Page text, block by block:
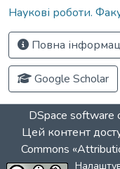
Наукові роботи.
Повна
Google Scholar
DSpace software
Цей контент
Commons